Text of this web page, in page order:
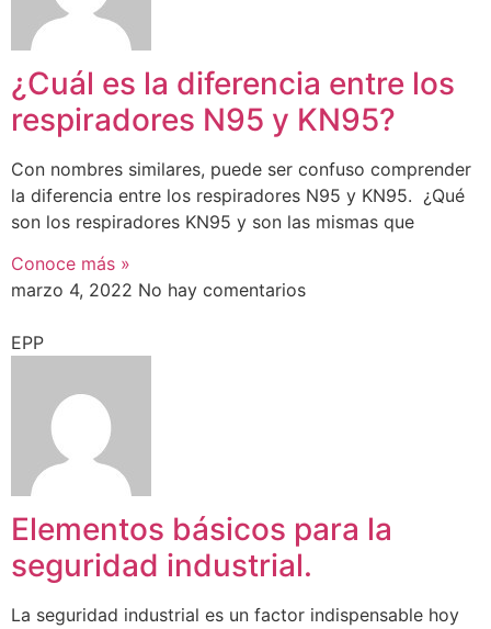
¿Cuál es la diferencia entre los
respiradores N95 y KN95?
Con nombres similares, puede ser confuso comprender
la diferencia entre los respiradores N95 y KN95. ¿Qué
son los respiradores KN95 y son las mismas que
Conoce más »
marzo 4, 2022 No hay comentarios
EPP
Elementos básicos para la
seguridad industrial.
La seguridad industrial es un factor indispensable hoy